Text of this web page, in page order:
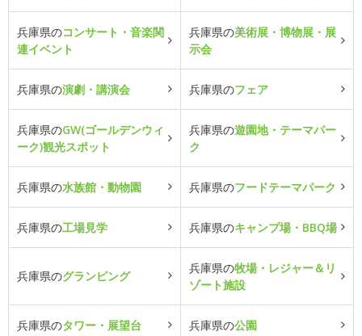
兵庫県のコンサート・音楽関
連イベント
兵庫県の美術展・博物展・展
示会
兵庫県の演劇・講演会 兵庫県のフェア
兵庫県のGW(ゴールデンウィ
ーク)観光スポット
兵庫県の遊園地・テーマパー
ク
兵庫県の水族館・動物園 兵庫県のフードテーマパーク
兵庫県の工場見学 兵庫県のキャンプ場・BBQ場
兵庫県のグランピング
兵庫県の牧場・レジャー＆リ
ゾート施設
兵庫県のタワー・展望台 兵庫県の公園